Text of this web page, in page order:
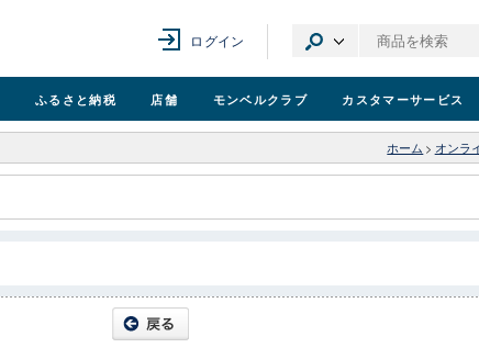
ログイン
ふるさと納税 店舗 モンベルクラブ カスタマーサービス
ホーム > オンラ